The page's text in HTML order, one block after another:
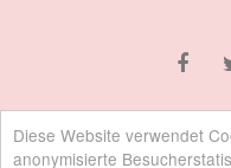
Diese Website verwendet
anonymisierte
©